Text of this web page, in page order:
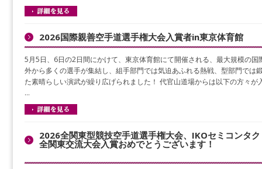
2026国際親善空手道選手権大会入賞者in東京体育館
5月5日、6日の2日間にかけて、東京体育館にて開催される、最大規模の国
外から多くの選手が集結し、組手部門では気迫あふれる熱戦、型部門では
た素晴らしい演武が繰り広げられました！ 代官山道場からは以下の方々が
…
2026全関東型競技空手道選手権大会、IKOセミコンタ
全関東交流大会入賞おめでとうございます！